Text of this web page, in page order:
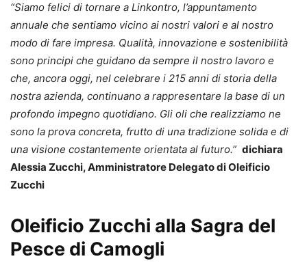
“Siamo felici di tornare a Linkontro, l’appuntamento
annuale che sentiamo vicino ai nostri valori e al nostro
modo di fare impresa. Qualità, innovazione e sostenibilità
sono principi che guidano da sempre il nostro lavoro e
che, ancora oggi, nel celebrare i 215 anni di storia della
nostra azienda, continuano a rappresentare la base di un
profondo impegno quotidiano. Gli oli che realizziamo ne
sono la prova concreta, frutto di una tradizione solida e di
una visione costantemente orientata al futuro.” dichiara
Alessia Zucchi, Amministratore Delegato di Oleificio
Zucchi
Oleificio Zucchi alla Sagra del
Pesce di Camogli